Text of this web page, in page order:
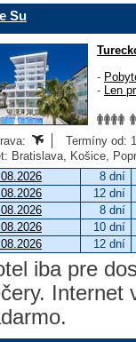
Su
-
- Len
Termíny od:
Bratislava, Košice,
8 dní
12 dní
8 dní
10 dní
12 dní
iba pre
Internet